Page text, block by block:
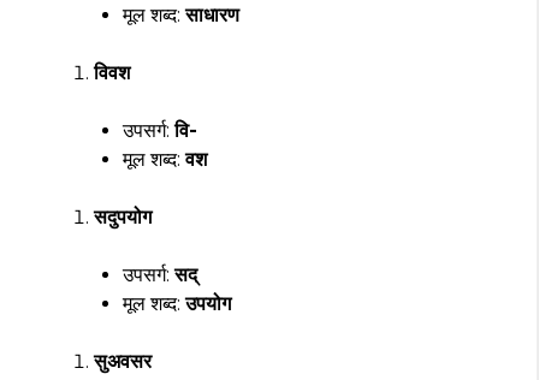
मूल शब्द:साधारण
विवश
उपसर्ग:वि-
मूल शब्द:वश
सदुपयोग
उपसर्ग:सद्
मूल शब्द:उपयोग
सुअवसर